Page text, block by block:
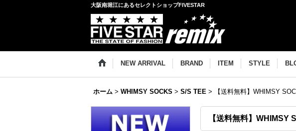
大阪南堀江にあるセレクトショップFIVESTAR
NEW ARRIVAL BRAND ITEM STYLE
ホーム > WHIMSY SOCKS > S/S TEE > 【送料無料】WHIMSY
【送料無料】WHIMSY